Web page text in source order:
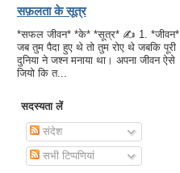
सफ़लता के सूत्र
*सफल जीवन* *के* *सूत्र* ✍ 1. *जीवन*
जब तुम पैदा हुए थे तो तुम रोए थे जबकि पूरी
दुनिया ने जश्न मनाया था। अपना जीवन ऐसे
जियो कि त...
सदस्यता लें
संदेश
सभी टिप्पणियां